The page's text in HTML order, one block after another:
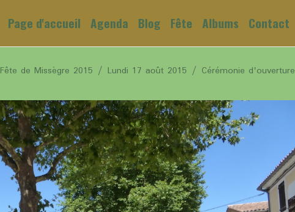
Page d'accueil Agenda Blog Fête Albums Contact
Fête de Missègre 2015 Lundi 17 août 2015
Cérémonie d'ouverture